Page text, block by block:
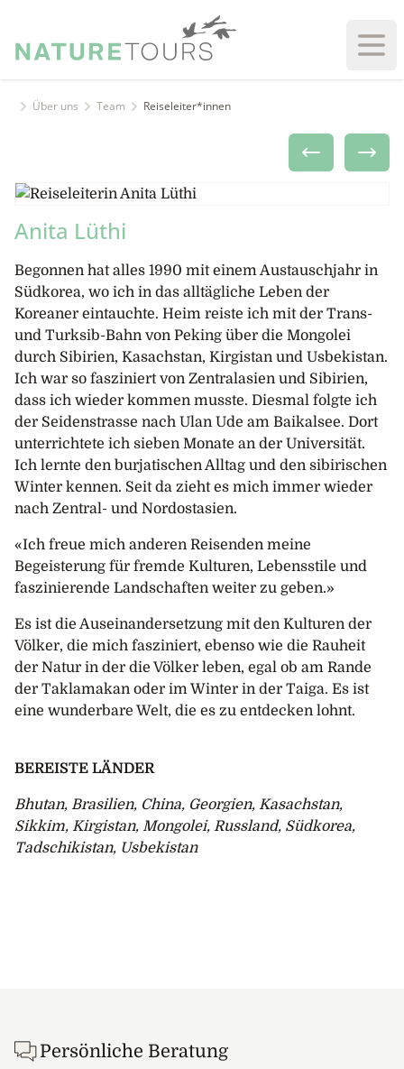
Über uns Team Reiseleiter*innen
Anita Lüthi
Begonnen hat alles 1990 mit einem Austauschjahr in
Südkorea, wo ich in das alltägliche Leben der
Koreaner eintauchte. Heim reiste ich mit der Trans-
und Turksib-Bahn von Peking über die Mongolei
durch Sibirien, Kasachstan, Kirgistan und Usbekistan.
Ich war so fasziniert von Zentralasien und Sibirien,
dass ich wieder kommen musste. Diesmal folgte ich
der Seidenstrasse nach Ulan Ude am Baikalsee. Dort
unterrichtete ich sieben Monate an der Universität.
Ich lernte den burjatischen Alltag und den sibirischen
Winter kennen. Seit da zieht es mich immer wieder
nach Zentral- und Nordostasien.
«Ich freue mich anderen Reisenden meine
Begeisterung für fremde Kulturen, Lebensstile und
faszinierende Landschaften weiter zu geben.»
Es ist die Auseinandersetzung mit den Kulturen der
Völker, die mich fasziniert, ebenso wie die Rauheit
der Natur in der die Völker leben, egal ob am Rande
der Taklamakan oder im Winter in der Taiga. Es ist
eine wunderbare Welt, die es zu entdecken lohnt.
BEREISTE LÄNDER
Bhutan, Brasilien, China, Georgien, Kasachstan,
Sikkim, Kirgistan, Mongolei, Russland, Südkorea,
Tadschikistan, Usbekistan
Persönliche Beratung